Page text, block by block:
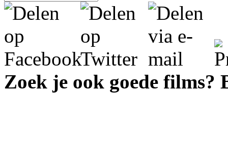
Zoek je ook goede films?